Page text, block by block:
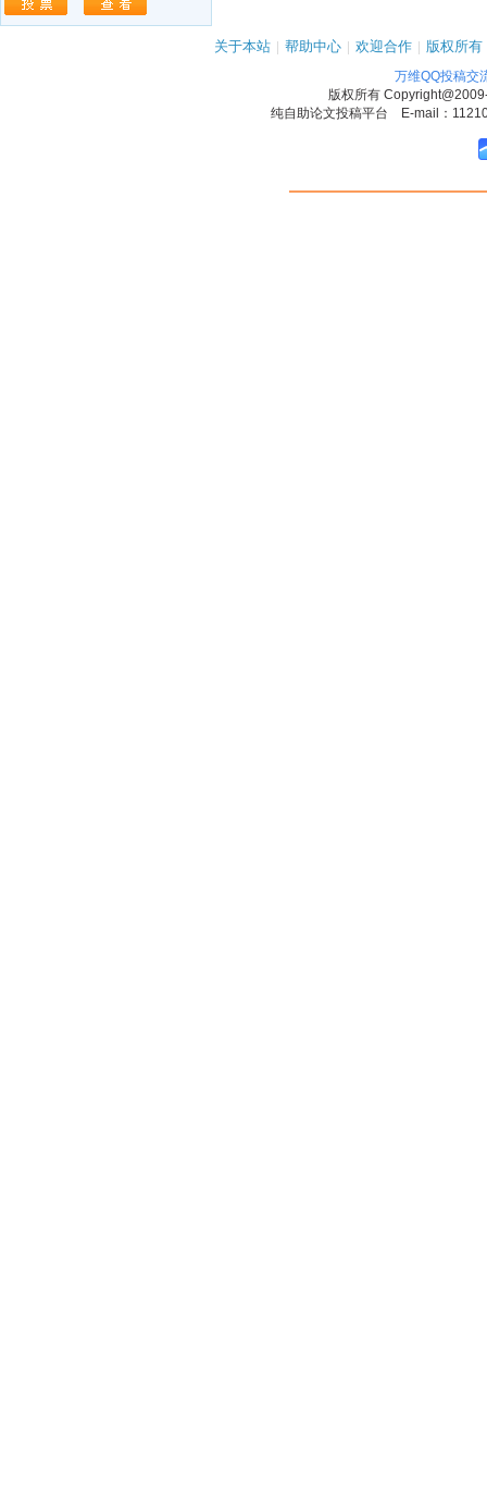
关于本站 | 帮助中心 | 欢迎合作 | 版权所有
万维QQ投稿交
版权所有
纯自助论文投稿平台 E-mail：